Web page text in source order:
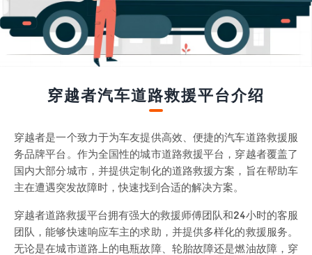
穿越者汽车道路救援平台介绍
穿越者是一个致力于为车友提供高效、便捷的汽车道路救援服
务品牌平台。作为全国性的城市道路救援平台，穿越者覆盖了
国内大部分城市，并提供定制化的道路救援方案，旨在帮助车
主在遭遇突发故障时，快速找到合适的解决方案。
穿越者道路救援平台拥有强大的救援师傅团队和24小时的客服
团队，能够快速响应车主的求助，并提供多样化的救援服务。
无论是在城市道路上的电瓶故障、轮胎故障还是燃油故障，穿